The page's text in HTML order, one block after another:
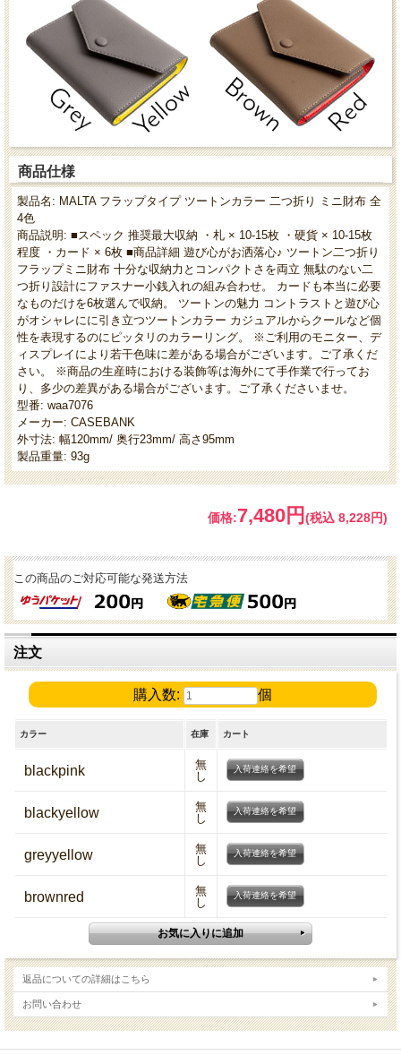
商品仕様
製品名: MALTA フラップタイプ ツートンカラー 二つ折り ミニ財布 全
4色
商品説明: ■スペック 推奨最大収納 ・札 × 10-15枚 ・硬貨 × 10-15枚
程度 ・カード × 6枚 ■商品詳細 遊び心がお洒落心♪ ツートン二つ折り
フラップミニ財布 十分な収納力とコンパクトさを両立 無駄のない二
つ折り設計にファスナー小銭入れの組み合わせ。 カードも本当に必要
なものだけを6枚選んで収納。 ツートンの魅力 コントラストと遊び心
がオシャレにに引き立つツートンカラー カジュアルからクールなど個
性を表現するのにピッタリのカラーリング。 ※ご利用のモニター、デ
ィスプレイにより若干色味に差がある場合がございます。ご了承くだ
さい。 ※商品の生産時における装飾等は海外にて手作業で行ってお
り、多少の差異がある場合がございます。ご了承くださいませ。
型番: waa7076
メーカー: CASEBANK
外寸法: 幅120mm/ 奥行23mm/ 高さ95mm
製品重量: 93g
価格:7,480円 (税込 8,228円)
この商品のご対応可能な発送方法
注文
購入数: 個
カラー 在庫 カート
blackpink
無
し
入荷連絡を希望
blackyellow
無
し
入荷連絡を希望
greyyellow
無
し
入荷連絡を希望
brownred
無
し
入荷連絡を希望
返品についての詳細はこちら
お問い合わせ